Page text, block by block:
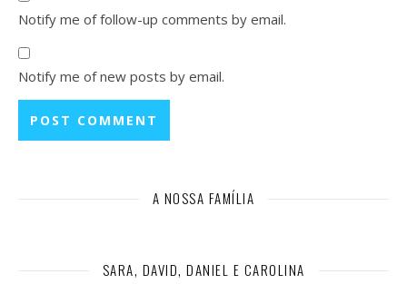
Notify me of follow-up comments by email.
Notify me of new posts by email.
A NOSSA FAMÍLIA
SARA, DAVID, DANIEL E CAROLINA